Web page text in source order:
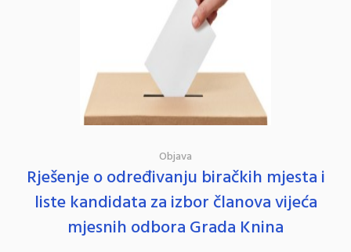
Objava
Rješenje o određivanju biračkih mjesta i
liste kandidata za izbor članova vijeća
mjesnih odbora Grada Knina